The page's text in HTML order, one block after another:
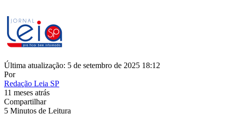
Última atualização: 5 de setembro de 2025 18:12
Por
Redação Leia SP
11 meses atrás
Compartilhar
5 Minutos de Leitura